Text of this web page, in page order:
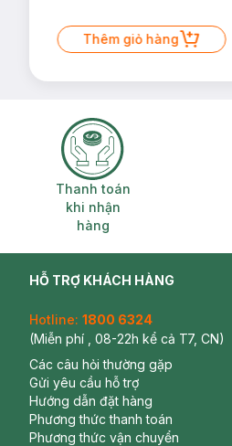
Thêm giỏ hàng
Thanh toán khi
Thanh toán
khi nhận
hàng
HỖ TRỢ KHÁCH HÀNG
Hotline: 1800 6324
(Miễn phí , 08-22h kể cả T7, CN)
Các câu hỏi thường gặp
Gửi yêu cầu hỗ trợ
Hướng dẫn đặt hàng
Phương thức thanh toán
Phương thức vận chuyển